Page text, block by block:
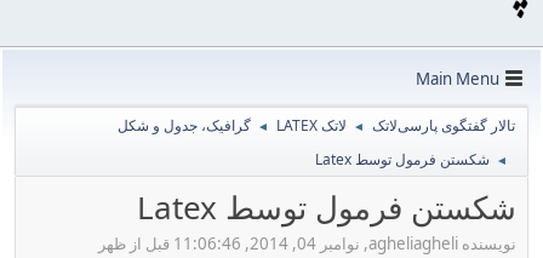
Main Menu
تالار گفتگوی پارسی‌لاتک ◄ لاتک LATEX ◄ گرافیک، جدول و شکل
◄ شکستن فرمول توسط Latex
شکستن فرمول توسط Latex
نویسنده agheliagheli, نوامبر 04, 2014, 11:06:46 قبل از ظهر